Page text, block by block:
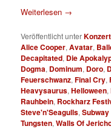
Weiterlesen →
Veröffentlicht unter
Alice Cooper,Avatar,
Decapitated, Die
Dogma, Dominum, Doro,
Feuerschwanz,Final Cry,
Heavysaurus,Helloween,
Rauhbein, Rockharz
Steve'n'Seagulls,
Tungsten,Walls Of